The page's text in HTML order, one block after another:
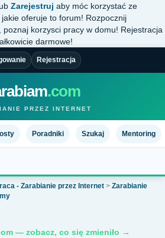
Zarejestruj aby móc korzystać ze
oferuje to forum! Rozpocznij
, poznaj korzysci pracy w domu! Rejestracja
darmowe!
Rejestracja
.com
PRZEZ INTERNET
Poradniki Szukaj Mentoring
- Zarabianie przez Internet > Zarabianie
— zobacz, co się zmieniło →